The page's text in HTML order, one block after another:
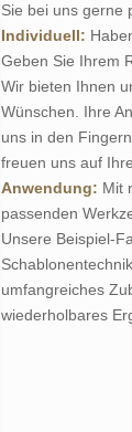
Sie bei uns gerne
Individuell:
Geben Sie Ihrem
Wir bieten Ihnen
Wünschen. Ihre
uns in den
freuen uns auf
Anwendung: Mit
passenden
Unsere Beispiel-
umfangreiches
wiederholbares